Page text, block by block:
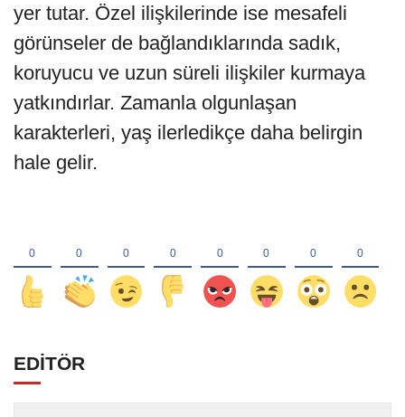
yer tutar. Özel ilişkilerinde ise mesafeli
görünseler de bağlandıklarında sadık,
koruyucu ve uzun süreli ilişkiler kurmaya
yatkındırlar. Zamanla olgunlaşan
karakterleri, yaş ilerledikçe daha belirgin
hale gelir.
EDİTÖR